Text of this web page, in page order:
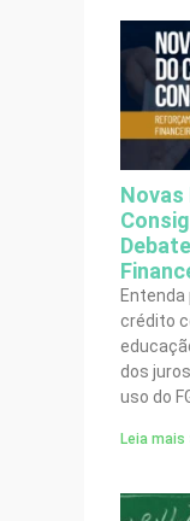
Novas
Entenda
crédito
dos
uso do
Leia mais